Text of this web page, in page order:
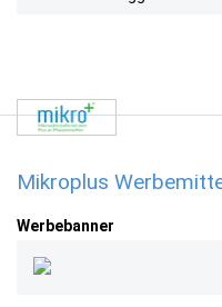
Mikroplus
Werbebanner